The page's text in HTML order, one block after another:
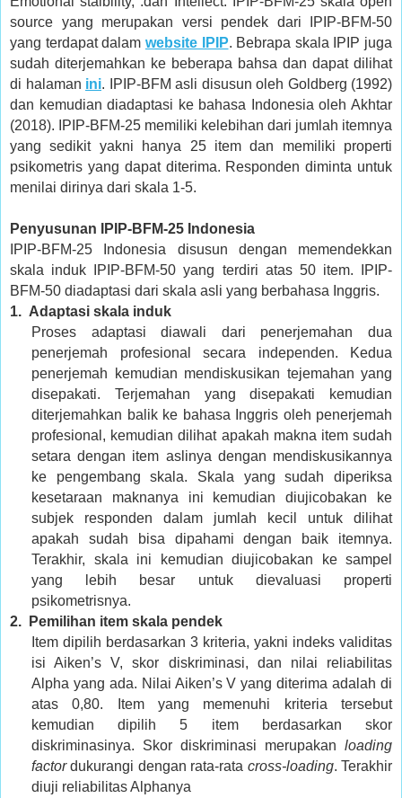
source yang merupakan versi pendek dari IPIP-BFM-50
yang terdapat dalam website IPIP. Bebrapa skala IPIP juga
sudah diterjemahkan ke beberapa bahsa dan dapat dilihat
di halaman ini. IPIP-BFM asli disusun oleh Goldberg (1992)
dan kemudian diadaptasi ke bahasa Indonesia oleh Akhtar
(2018). IPIP-BFM-25 memiliki kelebihan dari jumlah itemnya
yang sedikit yakni hanya 25 item dan memiliki properti
psikometris yang dapat diterima. Responden diminta untuk
menilai dirinya dari skala 1-5.
Penyusunan IPIP-BFM-25 Indonesia
IPIP-BFM-25 Indonesia disusun dengan memendekkan
skala induk IPIP-BFM-50 yang terdiri atas 50 item. IPIP-
BFM-50 diadaptasi dari skala asli yang berbahasa Inggris.
1. Adaptasi skala induk
Proses adaptasi diawali dari penerjemahan dua
penerjemah profesional secara independen. Kedua
penerjemah kemudian mendiskusikan tejemahan yang
disepakati. Terjemahan yang disepakati kemudian
diterjemahkan balik ke bahasa Inggris oleh penerjemah
profesional, kemudian dilihat apakah makna item sudah
setara dengan item aslinya dengan mendiskusikannya
ke pengembang skala. Skala yang sudah diperiksa
kesetaraan maknanya ini kemudian diujicobakan ke
subjek responden dalam jumlah kecil untuk dilihat
apakah sudah bisa dipahami dengan baik itemnya.
Terakhir, skala ini kemudian diujicobakan ke sampel
yang lebih besar untuk dievaluasi properti
psikometrisnya.
2.
Pemilihan item skala pendek
Item dipilih berdasarkan 3 kriteria, yakni indeks validitas
isi Aiken’s V, skor diskriminasi, dan nilai reliabilitas
Alpha yang ada. Nilai Aiken’s V yang diterima adalah di
atas 0,80. Item yang memenuhi kriteria tersebut
kemudian dipilih 5 item berdasarkan skor
diskriminasinya. Skor diskriminasi merupakan loading
factordukurangi dengan rata-rata cross-loading. Terakhir
diuji reliabilitas Alphanya